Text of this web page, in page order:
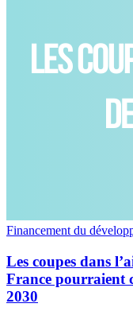
Financement du
Les coupes dans
France pourraient
2030